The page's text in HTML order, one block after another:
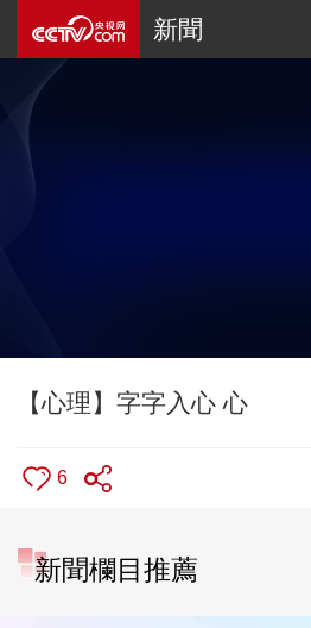
新聞
【心理】字字入心 心
6
新聞欄目推薦